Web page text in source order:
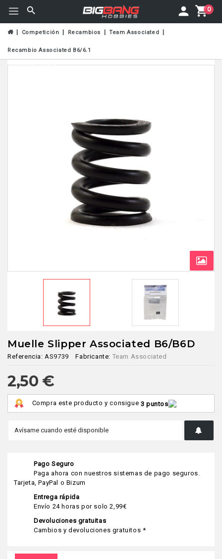
0
Competición Recambios Team Associated
Recambio Associated B6/6.1
Fuera De Stock
Muelle Slipper Associated B6/B6D
Referencia: AS9739 Fabricante: Team Associated
2,50 €
Compra este producto y consigue 3 puntos
Pago Seguro
Paga ahora con nuestros sistemas de pago seguros.
Tarjeta, PayPal o Bizum
Entrega rápida
Envío 24 horas por solo 2,99€
Devoluciones gratuitas
Cambios y devoluciones gratuitos *